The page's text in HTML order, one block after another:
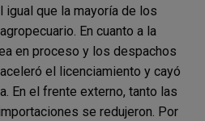
que la mayoría de los
En cuanto a la
en proceso y los despachos
el licenciamiento y cayó
En el frente externo, tanto las
se redujeron. Por